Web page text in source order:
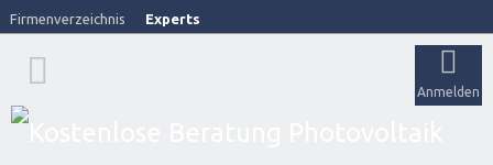
Firmenverzeichnis Experts
Anmelden